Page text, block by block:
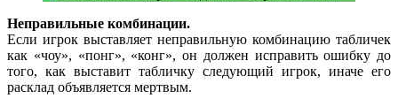
Неправильные комбинации.
Если игрок выставляет неправильную комбинацию табличек
как «чоу», «понг», «конг», он должен исправить ошибку до
того, как выставит табличку следующий игрок, иначе его
расклад объявляется мертвым.